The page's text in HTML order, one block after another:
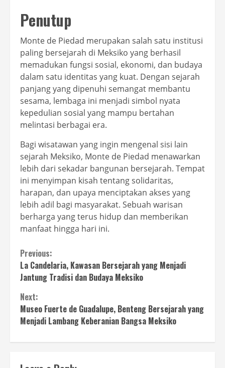
Penutup
Monte de Piedad merupakan salah satu institusi
paling bersejarah di Meksiko yang berhasil
memadukan fungsi sosial, ekonomi, dan budaya
dalam satu identitas yang kuat. Dengan sejarah
panjang yang dipenuhi semangat membantu
sesama, lembaga ini menjadi simbol nyata
kepedulian sosial yang mampu bertahan
melintasi berbagai era.
Bagi wisatawan yang ingin mengenal sisi lain
sejarah Meksiko, Monte de Piedad menawarkan
lebih dari sekadar bangunan bersejarah. Tempat
ini menyimpan kisah tentang solidaritas,
harapan, dan upaya menciptakan akses yang
lebih adil bagi masyarakat. Sebuah warisan
berharga yang terus hidup dan memberikan
manfaat hingga hari ini.
Continue
Reading
Previous:
La Candelaria, Kawasan Bersejarah yang Menjadi
Jantung Tradisi dan Budaya Meksiko
Next:
Museo Fuerte de Guadalupe, Benteng Bersejarah yang
Menjadi Lambang Keberanian Bangsa Meksiko